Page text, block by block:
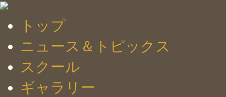
トップ
ニュース＆トピックス
スクール
ギャラリー